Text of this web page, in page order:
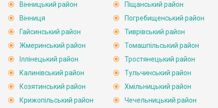
Вінницький район
Вінниця
Гайсинський район
Жмеринський район
Іллінецький район
Калинівський район
Козятинський район
Крижопільський район
Піщанський район
Погребищенський район
Тиврівський район
Томашпільський район
Тростянецький район
Тульчинський район
Хмільницький район
Чечельницький район